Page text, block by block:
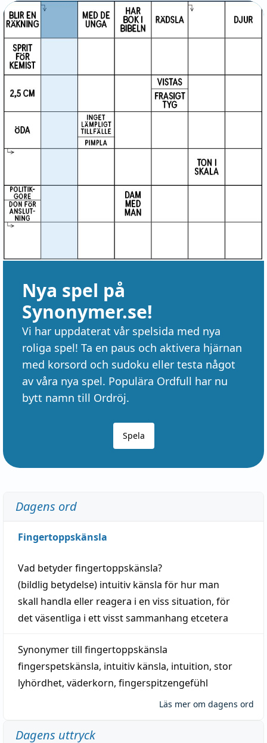
Nya spel på
Synonymer.se!
Vi har uppdaterat vår spelsida med nya
roliga spel! Ta en paus och aktivera hjärnan
med korsord och sudoku eller testa något
av våra nya spel. Populära Ordfull har nu
bytt namn till Ordröj.
Spela
Dagens ord
Fingertoppskänsla
Vad betyderfingertoppskänsla?
(bildlig betydelse) intuitiv känsla för hur man
skall handla eller reagera i en viss situation, för
det väsentliga i ett visstsammanhang etcetera
Synonymer till fingertoppskänsla
fingerspetskänsla, intuitiv känsla, intuition, stor
lyhördhet, väderkorn, fingerspitzengefühl
Läs mer om dagens ord
Dagens uttryck